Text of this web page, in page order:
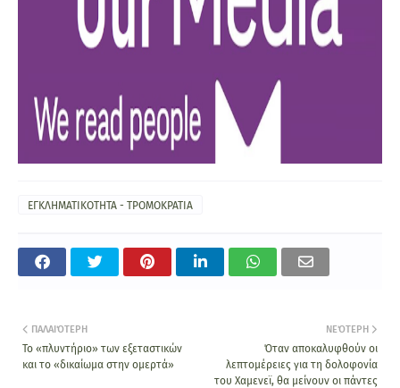
ΕΓΚΛΗΜΑΤΙΚΟΤΗΤΑ - ΤΡΟΜΟΚΡΑΤΙΑ
ΝΕΌΤΕΡΗ
Όταν αποκαλυφθούν οι
λεπτομέρειες για τη δολοφονία
του Χαμενεϊ, θα μείνουν οι πάντες
ΠΑΛΑΙΌΤΕΡΗ
Το «πλυντήριο» των εξεταστικών
και το «δικαίωμα στην ομερτά»